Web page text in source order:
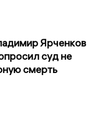
Ярченков
суд не
смерть